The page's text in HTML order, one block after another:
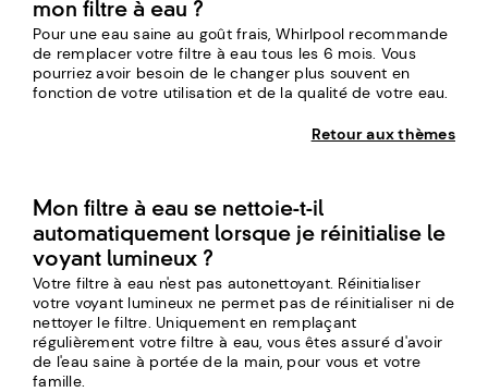
mon filtre à eau ?
Pour une eau saine au goût frais, Whirlpool recommande
de remplacer votre filtre à eau tous les 6 mois. Vous
pourriez avoir besoin de le changer plus souvent en
fonction de votre utilisation et de la qualité de votre eau.
Retour aux thèmes
Mon filtre à eau se nettoie-t-il
automatiquement lorsque je réinitialise le
voyant lumineux ?
Votre filtre à eau n'est pas autonettoyant. Réinitialiser
votre voyant lumineux ne permet pas de réinitialiser ni de
nettoyer le filtre. Uniquement en remplaçant
régulièrement votre filtre à eau, vous êtes assuré d'avoir
de l'eau saine à portée de la main, pour vous et votre
famille.